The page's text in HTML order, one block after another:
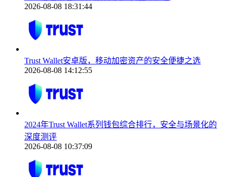
2026-08-08 18:31:44
Trust Wallet安卓版，移动加密资产的安全便捷之选
2026-08-08 14:12:55
2024年Trust Wallet系列钱包综合排行，安全与场景化的
深度测评
2026-08-08 10:37:09